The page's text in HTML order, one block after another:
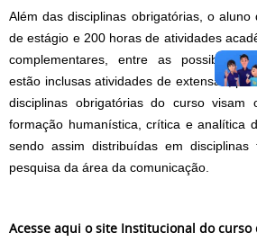
Além das disciplinas obrigatórias, o
de estágio e 200 horas de atividades
complementares, entre as
estão inclusas atividades de extensão,
disciplinas obrigatórias do curso visam
formação humanística, crítica e analítica
sendo assim distribuídas em
pesquisa da área da comunicação.
Acesse aqui o site Institucional do curso